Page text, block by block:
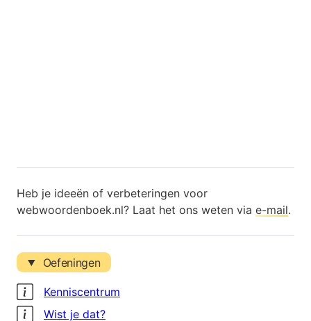
Heb je ideeën of verbeteringen voor
webwoordenboek.nl? Laat het ons weten via e-mail.
Oefeningen
Kenniscentrum
Wist je dat?